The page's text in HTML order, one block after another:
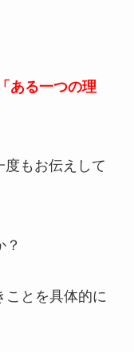
「ある一つの理
度もお伝えして
ことを具体的に